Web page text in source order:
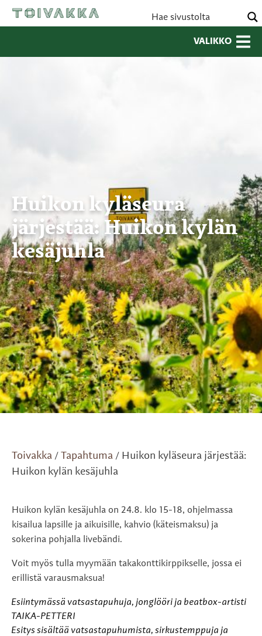
VALIKKO
Huikon kyläseura
järjestää: Huikon kylän
kesäjuhla
Toivakka / Tapahtuma / Huikon kyläseura järjestää:
Huikon kylän kesäjuhla
Huikon kylän kesäjuhla on 24.8. klo 15-18, ohjelmassa
kisailua lapsille ja aikuisille, kahvio (käteismaksu) ja
sokerina pohjalla livebändi.
Voit myös tulla myymään takakonttikirppikselle, jossa ei
erillistä varausmaksua!
Esiintymässä vatsastapuhuja, jonglööri ja beatbox-artisti
TAIKA-PETTERI
Esitys sisältää vatsastapuhumista, sirkustemppuja ja